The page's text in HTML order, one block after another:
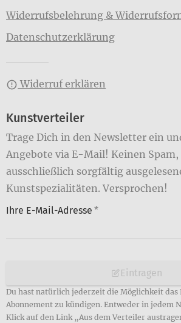
Widerrufsbelehrung &
Datenschutzerklärung
Widerruf erklären
Kunstverteiler
Trage Dich in den Newsletter ein
Angebote via E-Mail! Keinen Spam,
ausschließlich sorgfältig
Kunstspezialitäten. Versprochen!
Ihre E-Mail-Adresse *
Eintragen
Du hast natürlich jederzeit die Möglichkeit
Abonnement zu kündigen. Entweder in jedem
Klick auf den Link „Aus dem Verteiler